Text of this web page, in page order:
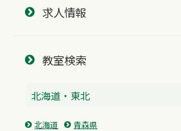
求人情報
教室検索
北海道・東北
北海道 青森県